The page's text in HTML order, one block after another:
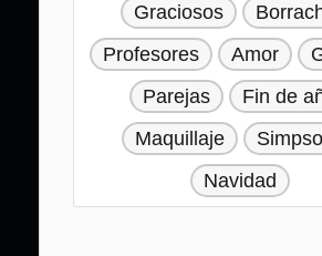
Graciosos
Profesores
Amor
Parejas
Fin de
Maquillaje
Navidad